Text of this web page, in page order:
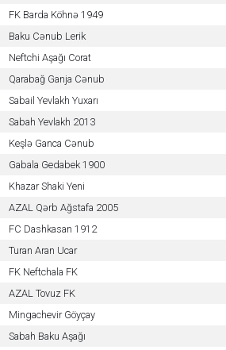
FK Barda Köhnə 1949
Baku Cənub Lerik
Neftchi Aşağı Corat
Qarabağ Ganja Cənub
Sabail Yevlakh Yuxarı
Sabah Yevlakh 2013
Keşlə Ganca Cənub
Gabala Gedabek 1900
Khazar Shaki Yeni
AZAL Qərb Ağstafa 2005
FC Dashkasan 1912
Turan Aran Ucar
FK Neftchala FK
AZAL Tovuz FK
Mingachevir Göyçay
Sabah Baku Aşağı